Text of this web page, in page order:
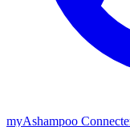
myAshampoo